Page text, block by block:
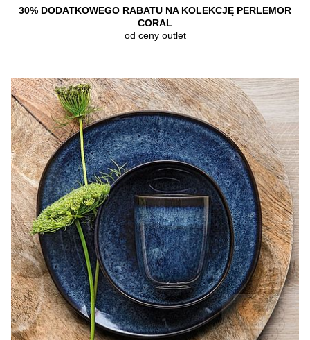
30% DODATKOWEGO RABATU NA KOLEKCJĘ PERLEMOR
CORAL
od ceny outlet